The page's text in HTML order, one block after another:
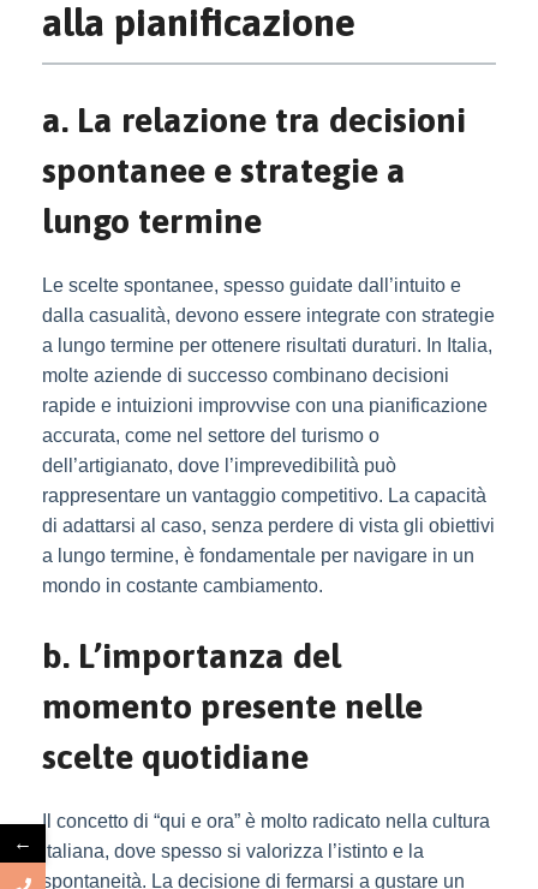
alla pianificazione
a. La relazione tra decisioni
spontanee e strategie a
lungo termine
Le scelte spontanee, spesso guidate dall’intuito e
dalla casualità, devono essere integrate con strategie
a lungo termine per ottenere risultati duraturi. In Italia,
molte aziende di successo combinano decisioni
rapide e intuizioni improvvise con una pianificazione
accurata, come nel settore del turismo o
dell’artigianato, dove l’imprevedibilità può
rappresentare un vantaggio competitivo. La capacità
di adattarsi al caso, senza perdere di vista gli obiettivi
a lungo termine, è fondamentale per navigare in un
mondo in costante cambiamento.
b. L’importanza del
momento presente nelle
scelte quotidiane
Il concetto di “qui e ora” è molto radicato nella cultura
italiana, dove spesso si valorizza l’istinto e la
spontaneità. La decisione di fermarsi a gustare un
←